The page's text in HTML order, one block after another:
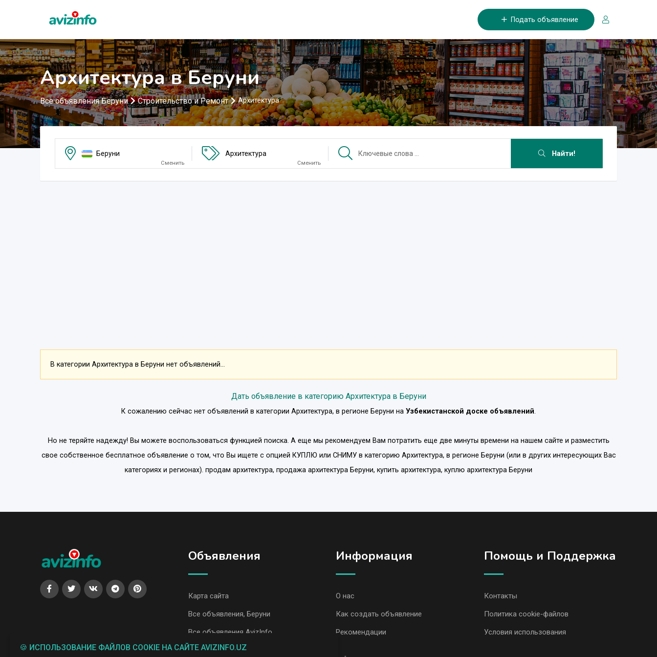
Подать объявление
Архитектура в Беруни
Все объявления Беруни Строительство и Ремонт Архитектура
Беруни
Сменить
Архитектура
Сменить
Найти!
В категории Архитектура в Беруни нет объявлений...
Дать объявление в категорию Архитектура в Беруни
К сожалению сейчас нет объявлений в категории Архитектура, в регионе Беруни на Узбекистанской доске объявлений.
Но не теряйте надежду! Вы можете воспользоваться функцией поиска. А еще мы рекомендуем Вам потратить еще две минуты времени на нашем сайте и разместить
свое собственное бесплатное объявление о том, что Вы ищете с опцией КУПЛЮ или СНИМУв категорию Архитектура, в регионе Беруни (или в других интересующих Вас
категориях и регионах). продам архитектура, продажа архитектура Беруни, купить архитектура, куплю архитектура Беруни
Объявления
Карта сайта
Все объявления, Беруни
Все объявления AvizInfo
Информация
О нас
Как создать объявление
Рекомендации
Помощь и Поддержка
Контакты
Политика cookie-файлов
Условия использования
🍪 ИСПОЛЬЗОВАНИЕ ФАЙЛОВ COOKIE НА САЙТЕ AVIZINFO.UZ